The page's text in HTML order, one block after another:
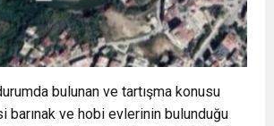
bulunan ve tartışma konusu
barınak ve hobi evlerinin bulunduğu